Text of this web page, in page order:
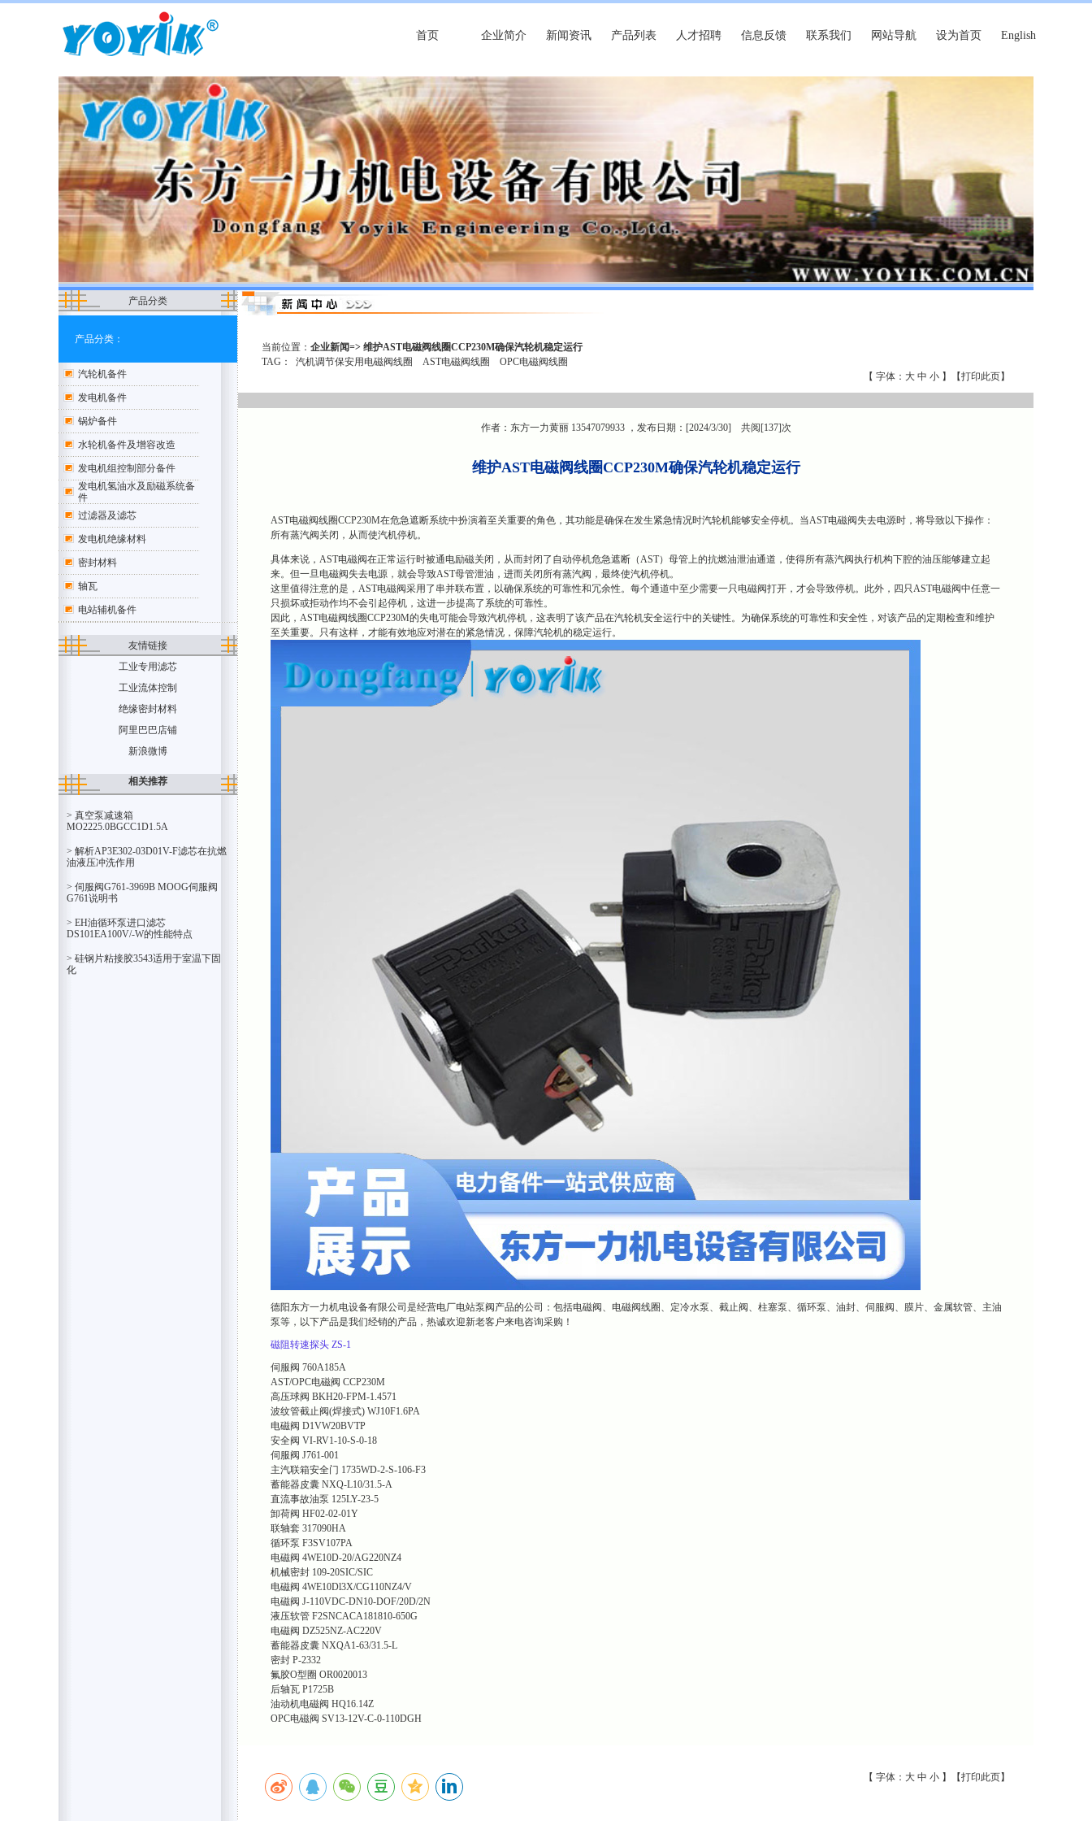
首页 企业简介 新闻资讯 产品列表 人才招聘 信息反馈 联系我们 网站导航 设为首页 English
产品分类
产品分类：
汽轮机备件
发电机备件
锅炉备件
水轮机备件及增容改造
发电机组控制部分备件
发电机氢油水及励磁系统备
件
过滤器及滤芯
发电机绝缘材料
密封材料
轴瓦
电站辅机备件
友情链接
工业专用滤芯
工业流体控制
绝缘密封材料
阿里巴巴店铺
新浪微博
相关推荐
> 真空泵减速箱
MO2225.0BGCC1D1.5A
> 解析AP3E302-03D01V-F滤芯在抗燃
油液压冲洗作用
> 伺服阀G761-3969B MOOG伺服阀
G761说明书
> EH油循环泵进口滤芯
DS101EA100V/-W的性能特点
> 硅钢片粘接胶3543适用于室温下固
化
当前位置：企业新闻=> 维护AST电磁阀线圈CCP230M确保汽轮机稳定运行
TAG：汽机调节保安用电磁阀线圈 AST电磁阀线圈
OPC电磁阀线圈
【 字体： 大 中 小】【打印此页】
作者：东方一力黄丽 13547079933 ，发布日期：[2024/3/30] 共阅[137]次
维护AST电磁阀线圈CCP230M确保汽轮机稳定运行
AST电磁阀线圈CCP230M在危急遮断系统中扮演着至关重要的角色，其功能是确保在发生紧急情况时汽轮机能够安全停机。当AST电磁阀失去电源时，将导致以下操作：
所有蒸汽阀关闭，从而使汽机停机。
具体来说，AST电磁阀在正常运行时被通电励磁关闭，从而封闭了自动停机危急遮断（AST）母管上的抗燃油泄油通道，使得所有蒸汽阀执行机构下腔的油压能够建立起
来。但一旦电磁阀失去电源，就会导致AST母管泄油，进而关闭所有蒸汽阀，最终使汽机停机。
这里值得注意的是，AST电磁阀采用了串并联布置，以确保系统的可靠性和冗余性。每个通道中至少需要一只电磁阀打开，才会导致停机。此外，四只AST电磁阀中任意一
只损坏或拒动作均不会引起停机，这进一步提高了系统的可靠性。
因此，AST电磁阀线圈CCP230M的失电可能会导致汽机停机，这表明了该产品在汽轮机安全运行中的关键性。为确保系统的可靠性和安全性，对该产品的定期检查和维护
至关重要。只有这样，才能有效地应对潜在的紧急情况，保障汽轮机的稳定运行。
德阳东方一力机电设备有限公司是经营电厂电站泵阀产品的公司：包括电磁阀、电磁阀线圈、定冷水泵、截止阀、柱塞泵、循环泵、油封、伺服阀、膜片、金属软管、主油
泵等，以下产品是我们经销的产品，热诚欢迎新老客户来电咨询采购！
磁阻转速探头 ZS-1
伺服阀 760A185A
AST/OPC电磁阀 CCP230M
高压球阀 BKH20-FPM-1.4571
波纹管截止阀(焊接式) WJ10F1.6PA
电磁阀 D1VW20BVTP
安全阀 VI-RV1-10-S-0-18
伺服阀 J761-001
主汽联箱安全门 1735WD-2-S-106-F3
蓄能器皮囊 NXQ-L10/31.5-A
直流事故油泵 125LY-23-5
卸荷阀 HF02-02-01Y
联轴套 317090HA
循环泵 F3SV107PA
电磁阀 4WE10D-20/AG220NZ4
机械密封 109-20SIC/SIC
电磁阀 4WE10Dl3X/CG110NZ4/V
电磁阀 J-110VDC-DN10-DOF/20D/2N
液压软管 F2SNCACA181810-650G
电磁阀 DZ525NZ-AC220V
蓄能器皮囊 NXQA1-63/31.5-L
密封 P-2332
氟胶O型圈 OR0020013
后轴瓦 P1725B
油动机电磁阀 HQ16.14Z
OPC电磁阀 SV13-12V-C-0-110DGH
【 字体： 大 中 小】【打印此页】